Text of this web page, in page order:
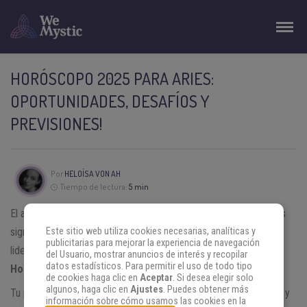
HORÓSCOPO 2025 PARA ARIES:
OPORTUNIDADES, DESAFÍOS Y
PREVISIONES!
Por HELOÍSA VON AH
Tiempo de lectura: 5 min
El año 2025 promete ser transformador para
con cambios
significativos y desafíos que pondrán a prueba tu habilidad de
liderazgo, lo que podría llevar tu vida a un nuevo nivel. Lee el
Horóscopo 2025 para Aries.
Tu planeta regente,Marte, comenzará el año en retrogradación, y
Este sitio web utiliza cookies necesarias, analíticas y
publicitarias para mejorar la experiencia de navegación
del Usuario, mostrar anuncios de interés y recopilar
datos estadísticos. Para permitir el uso de todo tipo
de cookies haga clic en Aceptar. Si desea elegir solo
algunos, haga clic en Ajustes. Puedes obtener más
información sobre cómo usamos las cookies en la